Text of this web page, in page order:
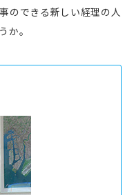
のできる新しい経理の人
か。